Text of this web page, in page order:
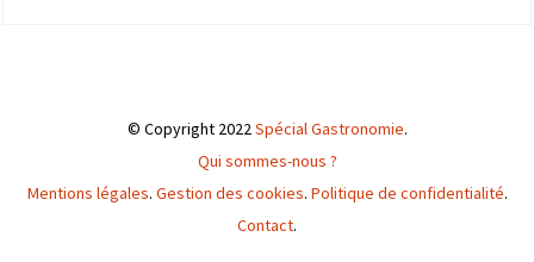
© Copyright 2022Spécial Gastronomie.
Qui sommes-nous ?
Mentions légales. Gestion des cookies. Politique de confidentialité.
Contact.